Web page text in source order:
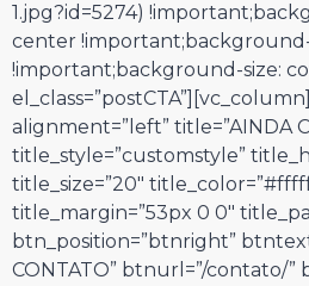
1.jpg?id=5274)
center
!important;background-size:
alignment=”left” title=”AINDA
title_style=”customstyle”
title_size=”20″
title_margin=”53px 0 0″
btn_position=”btnright”
CONTATO” btnurl=”/contato/”